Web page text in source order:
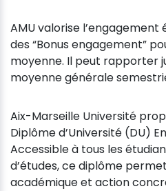
AMU valorise
des “Bonus engagement”
moyenne. Il peut rapporter
moyenne générale
Aix-Marseille Université
Diplôme d’Université (DU)
Accessible à tous les
d’études, ce diplôme
académique et action